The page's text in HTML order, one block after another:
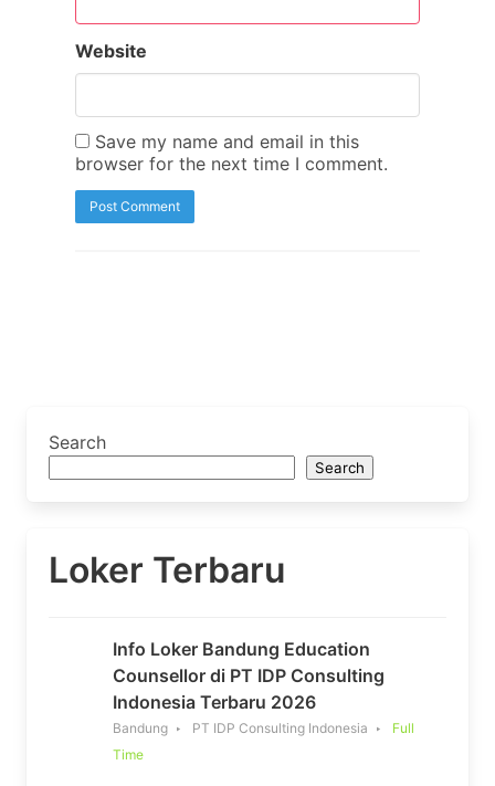
Website
Save my name and email in this
browser for the next time I comment.
Search
Search
Loker Terbaru
Info Loker Bandung Education
Counsellor di PT IDP Consulting
Indonesia Terbaru 2026
Bandung PT IDP Consulting Indonesia
Full
Time